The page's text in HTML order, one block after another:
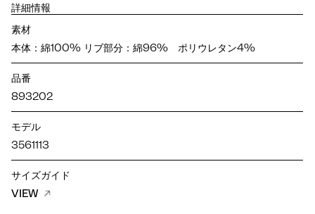
詳細情報
素材
本体：綿100% リブ部分：綿96% ポリウレタン4%
品番
893202
モデル
3561113
サイズガイド
VIEW